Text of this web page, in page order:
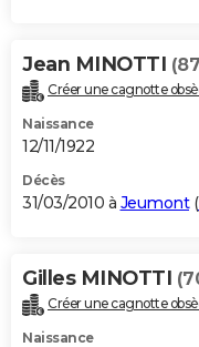
Jean MINOTTI
Créer une cagnotte
Naissance
12/11/1922
Décès
31/03/2010 à Jeumont(
Gilles MINOTTI
Créer une cagnotte
Naissance